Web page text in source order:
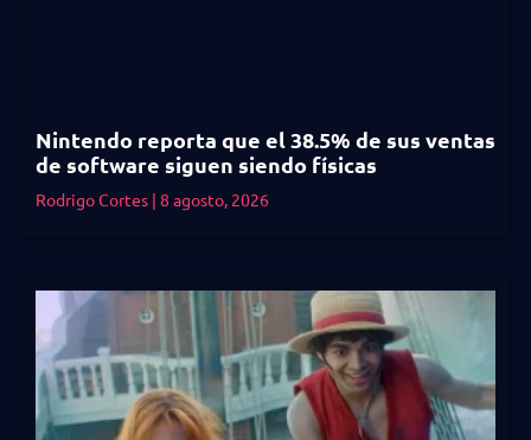
Nintendo reporta que el 38.5% de sus ventas
de software siguen siendo físicas
Rodrigo Cortes 8 agosto, 2026